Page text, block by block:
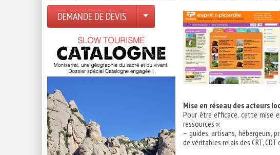
DEMANDE DE DEVIS
Mise en réseau des acteurs
Pour être efficace, cette mise
ressources »:
– guides, artisans, hébergeurs,
de véritables relais des CRT, CDT